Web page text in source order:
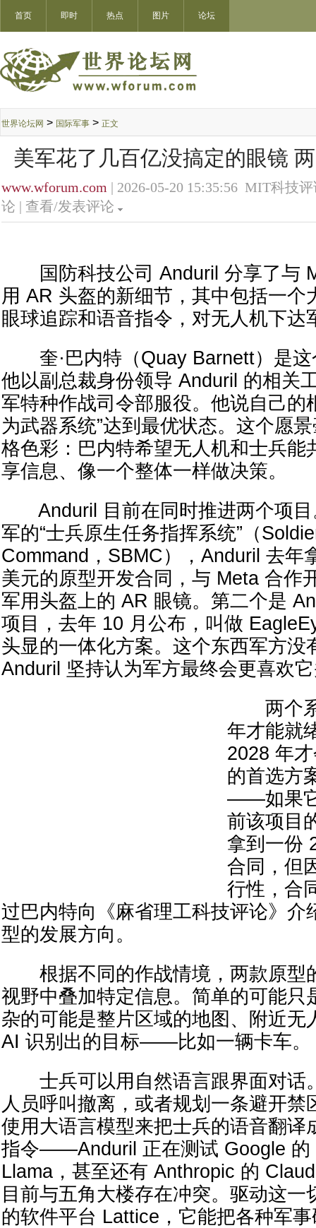
首页 即时 热点 图片 论坛
世界论坛网 > 国际军事 > 正文
美军花了几百亿没搞定的眼镜
www.wforum.com | 2026-05-20 15:35:56 MIT科技
论 | 查看/发表评论
国防科技公司 Anduril 分享了与
用 AR 头盔的新细节，其中包括一个
眼球追踪和语音指令，对无人机下达
奎·巴内特（Quay Barnett）是这
他以副总裁身份领导 Anduril 的相关
军特种作战司令部服役。他说自己的
为武器系统”达到最优状态。这个愿
格色彩：巴内特希望无人机和士兵能
享信息、像一个整体一样做决策。
Anduril 目前在同时推进两个项目
军的“士兵原生任务指挥系统”（
Command，SBMC），Anduril 去年
美元的原型开发合同，与 Meta 合作
军用头盔上的 AR 眼镜。第二个是
项目，去年 10 月公布，叫做
头显的一体化方案。这个东西军方没
Anduril 坚持认为军方最终会更喜欢
两个系
年才能就
2028 年
的首选方
——如果
前该项目
拿到一份
合同，但
行性，合
过巴内特向《麻省理工科技评论》介
型的发展方向。
根据不同的作战情境，两款原型
视野中叠加特定信息。简单的可能只
杂的可能是整片区域的地图、附近无
AI 识别出的目标——比如一辆卡车。
士兵可以用自然语言跟界面对话
人员呼叫撤离，或者规划一条避开禁
使用大语言模型来把士兵的语音翻译
指令——Anduril 正在测试 Google 的
Llama，甚至还有 Anthropic 的
目前与五角大楼存在冲突。驱动这一
的软件平台 Lattice，它能把各种军